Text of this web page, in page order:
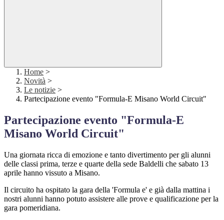
Home >
Novità >
Le notizie >
Partecipazione evento "Formula-E Misano World Circuit"
Partecipazione evento "Formula-E
Misano World Circuit"
Una giornata ricca di emozione e tanto divertimento per gli alunni
delle classi prima, terze e quarte della sede Baldelli che sabato 13
aprile hanno vissuto a Misano.
Il circuito ha ospitato la gara della 'Formula e' e già dalla mattina i
nostri alunni hanno potuto assistere alle prove e qualificazione per la
gara pomeridiana.